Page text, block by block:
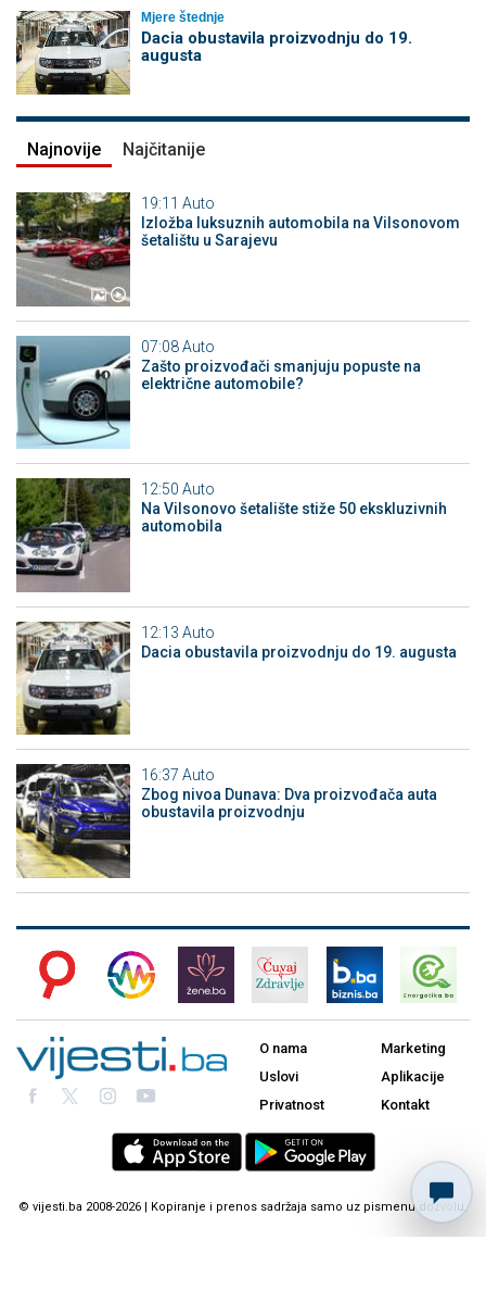
Mjere štednje
Dacia obustavila proizvodnju do 19.
augusta
Najnovije Najčitanije
19:11 Auto
Izložba luksuznih automobila na Vilsonovom
šetalištu u Sarajevu
07:08Auto
Zašto proizvođači smanjuju popuste na
električne automobile?
12:50 Auto
Na Vilsonovo šetalište stiže 50 ekskluzivnih
automobila
12:13 Auto
Dacia obustavila proizvodnju do 19. augusta
16:37 Auto
Zbog nivoa Dunava: Dva proizvođača auta
obustavila proizvodnju
O nama
Uslovi
Privatnost
Marketing
Aplikacije
Kontakt
© vijesti.ba 2008-2026 | Kopiranje i prenos sadržaja samo uz pismenu dozvolu.